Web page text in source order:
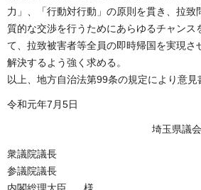
力」、「行動対行動」の原則を貫き、拉致
質的な交渉を行うためにあらゆるチャンス
て、拉致被害者等全員の即時帰国を実現さ
解決するよう強く求める。
以上、地方自治法第99条の規定により意見
令和元年7月5日
埼玉県議会議長
衆議院議長
参議院議長